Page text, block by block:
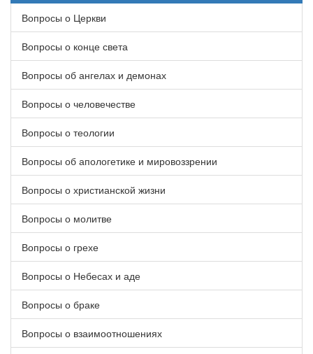
Вопросы о Церкви
Вопросы о конце света
Вопросы об ангелах и демонах
Вопросы о человечестве
Вопросы о теологии
Вопросы об апологетике и мировоззрении
Вопросы о христианской жизни
Вопросы о молитве
Вопросы о грехе
Вопросы о Небесах и аде
Вопросы о браке
Вопросы о взаимоотношениях